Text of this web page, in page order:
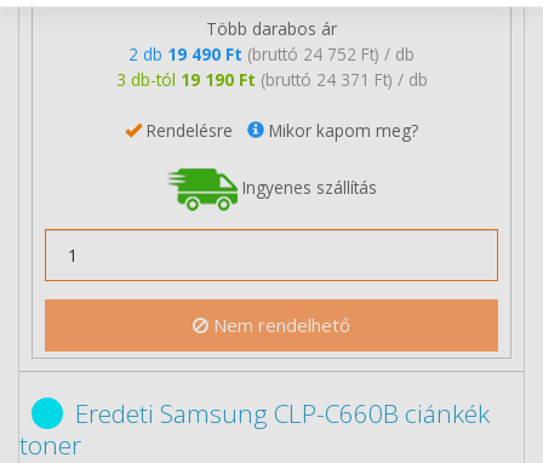
Több darabos ár
2 db 19 490 Ft (bruttó 24 752 Ft) / db
3 db-tól 19 190 Ft (bruttó 24 371 Ft) / db
Rendelésre Mikor kapom meg?
Ingyenes szállítás
Nem rendelhető
Eredeti Samsung CLP-C660B ciánkék
toner